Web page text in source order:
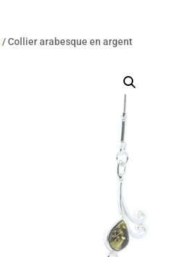
/ Collier arabesque en argent